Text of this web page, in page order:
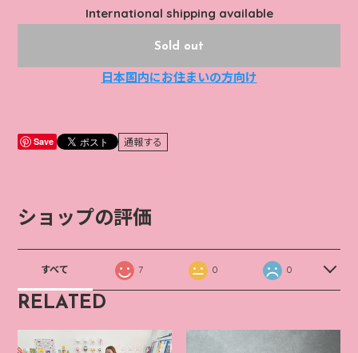
International shipping available
Sold out
日本国内にお住まいの方向け
Save 通報する
ショップの評価
すべて 7 0 0
RELATED